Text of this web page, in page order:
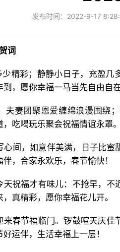
发布时间：2022-9-17
词
少精彩；静静小日子，充盈
，愿你幸福一马当先自由自在
夫妻团聚恩爱缠绵浪漫围绕
吃喝玩乐聚会祝福情谊永罩
间，如意伴美满，日子比蜜
，合家永欢乐，春节愉快！
天祝福才有味儿：不抢早，
真精彩，愿你幸福花儿开。
来春节福临门。锣鼓喧天庆
运伴，生活幸福上一层！